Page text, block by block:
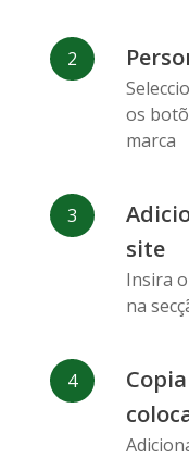
Vk
Xing
Pinterest
os
marca
site
Insira
na